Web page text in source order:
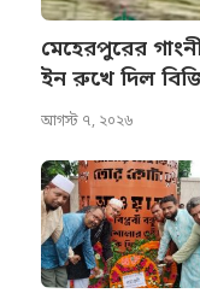
মেহেরপুরের
ইন রুখে দিল
আগস্ট ৭, ২০২৬